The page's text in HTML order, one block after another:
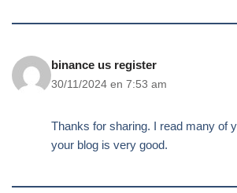
binance us register
30/11/2024 en 7:53 am
Thanks for sharing. I read many of
your blog is very good.